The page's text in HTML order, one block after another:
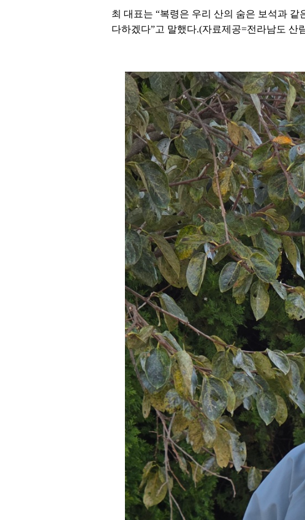
최 대표는 “복령은 우리 산의 숨은 보석과
다하겠다”고 말했다.(자료제공=전라남도 산